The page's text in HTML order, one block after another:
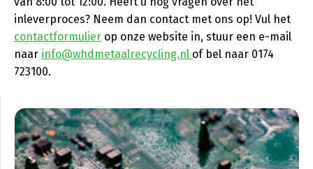
inleverproces? Neem dan contact met ons op! Vul het
contactformulier op onze website in, stuur een e-mail
naar info@whdmetaalrecycling.nl of bel naar 0174
723100.